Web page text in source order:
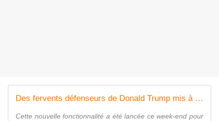
Des fervents défenseurs de Donald Trump mis à mal par l'activation de la localisation sur X : la fonctionnalité a révélé qu'ils publiaient depuis la Russie et des pays sous influence russe
Cette nouvelle fonctionnalité a été lancée ce week-end pour